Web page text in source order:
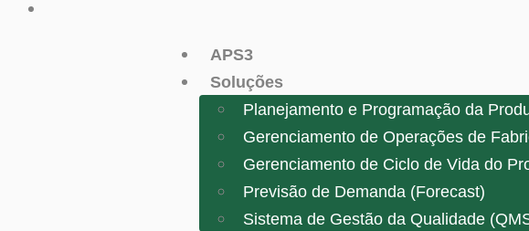
APS3
Soluções
Planejamento e Programação da
Gerenciamento de Operações de
Gerenciamento de Ciclo de Vida do
Previsão de Demanda (Forecast)
Sistema de Gestão da Qualidade